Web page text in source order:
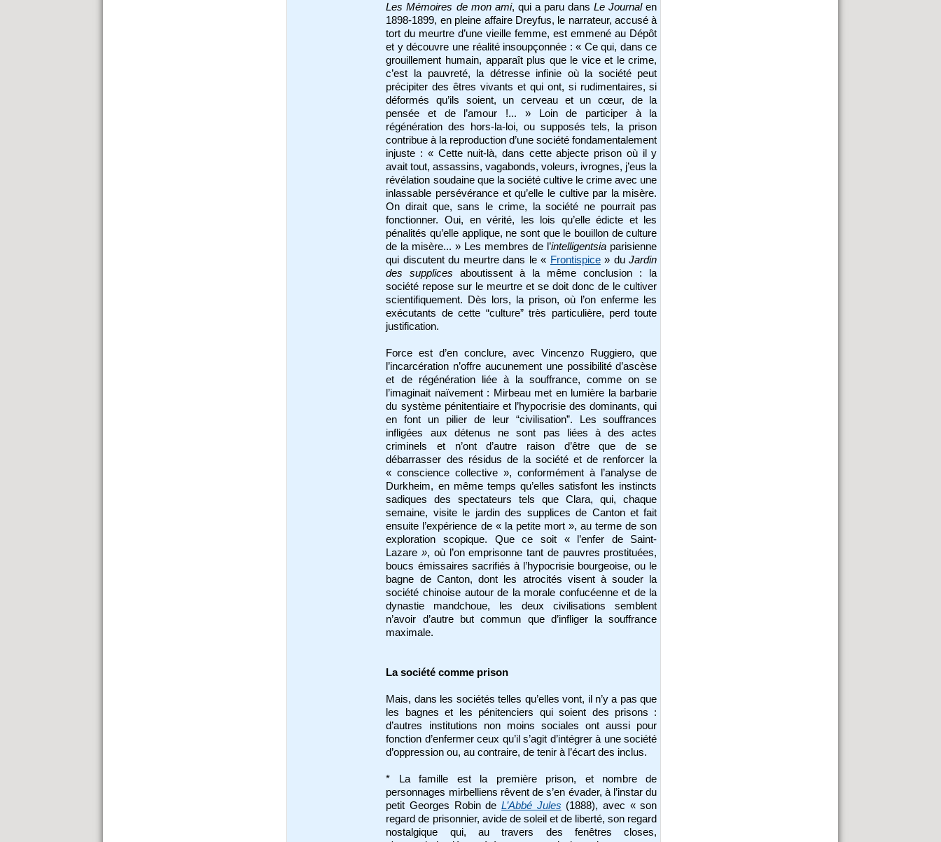
Les Mémoires de mon ami, qui a paru dansLe Journalen
1898-1899, en pleine affaire Dreyfus, le narrateur, accusé à
tort du meurtre d’une vieille femme, est emmené au Dépôt
et y découvre une réalité insoupçonnée : « Ce qui, dans ce
grouillement humain, apparaît plus que le vice et le crime,
c’est la pauvreté, la détresse infinie où la société peut
précipiter des êtres vivants et qui ont, si rudimentaires, si
déformés qu’ils soient, un cerveau et un cœur, de la
pensée et de l’amour !... » Loin de participer à la
régénération des hors-la-loi, ou supposés tels, la prison
contribue à la reproduction d’une société fondamentalement
injuste : « Cette nuit-là, dans cette abjecte prison où il y
avait tout, assassins, vagabonds, voleurs, ivrognes, j’eus la
révélation soudaine que la société cultive le crime avec une
inlassable persévérance et qu’elle le cultive par la misère.
On dirait que, sans le crime, la société ne pourrait pas
fonctionner. Oui, en vérité, les lois qu’elle édicte et les
pénalités qu’elle applique, ne sont que le bouillon de culture
de la misère... » Les membres de l’intelligentsia parisienne
qui discutent du meurtre dans le « Frontispice» duJardin
des supplices aboutissent à la même conclusion : la
société repose sur le meurtre et se doit donc de le cultiver
scientifiquement. Dès lors, la prison, où l’on enferme les
exécutants de cette “culture” très particulière, perd toute
justification.
Force est d’en conclure, avec Vincenzo Ruggiero, que
l’incarcération n’offre aucunement une possibilité d’ascèse
et de régénération liée à la souffrance, comme on se
l’imaginait naïvement : Mirbeau met en lumière la barbarie
du système pénitentiaire et l’hypocrisie des dominants, qui
en font un pilier de leur “civilisation”. Les souffrances
infligées aux détenus ne sont pas liées à des actes
criminels et n’ont d’autre raison d’être que de se
débarrasser des résidus de la société et de renforcer la
« conscience collective », conformément à l’analyse de
Durkheim, en même temps qu’elles satisfont les instincts
sadiques des spectateurs tels que Clara, qui, chaque
semaine, visite le jardin des supplices de Canton et fait
ensuite l’expérience de « la petite mort », au terme de son
exploration scopique. Que ce soit « l’enfer de Saint-
Lazare», où l’on emprisonne tant de pauvres prostituées,
boucs émissaires sacrifiés à l’hypocrisie bourgeoise, ou le
bagne de Canton, dont les atrocités visent à souder la
société chinoise autour de la morale confucéenne et de la
dynastie mandchoue, les deux civilisations semblent
n’avoir d’autre but commun que d’infliger la souffrance
maximale.
La société comme prison
Mais, dans les sociétés telles qu’elles vont, il n’y a pas que
les bagnes et les pénitenciers qui soient des prisons :
d’autres institutions non moins sociales ont aussi pour
fonction d’enfermer ceux qu’il s’agit d’intégrer à une société
d’oppression ou, au contraire, de tenir à l’écart des inclus.
* La famille est la première prison, et nombre de
personnages mirbelliens rêvent de s’en évader, à l’instar du
petit Georges Robin deL’Abbé Jules (1888), avec « son
regard de prisonnier, avide de soleil et de liberté, son regard
nostalgique qui, au travers des fenêtres closes,